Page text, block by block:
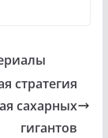
стратегия
сахарных
гигантов